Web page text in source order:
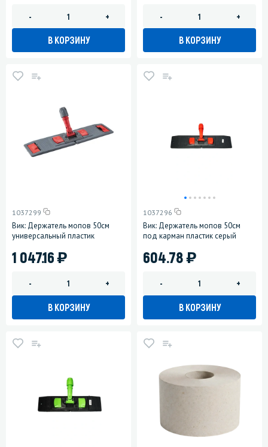
- +
В КОРЗИНУ
- +
В КОРЗИНУ
1037299
Вик: Держатель мопов 50см
универсальный пластик
1 047.16)
- +
В КОРЗИНУ
1037296
Вик: Держатель мопов 50см
под карман пластик серый
604.78)
- +
В КОРЗИНУ